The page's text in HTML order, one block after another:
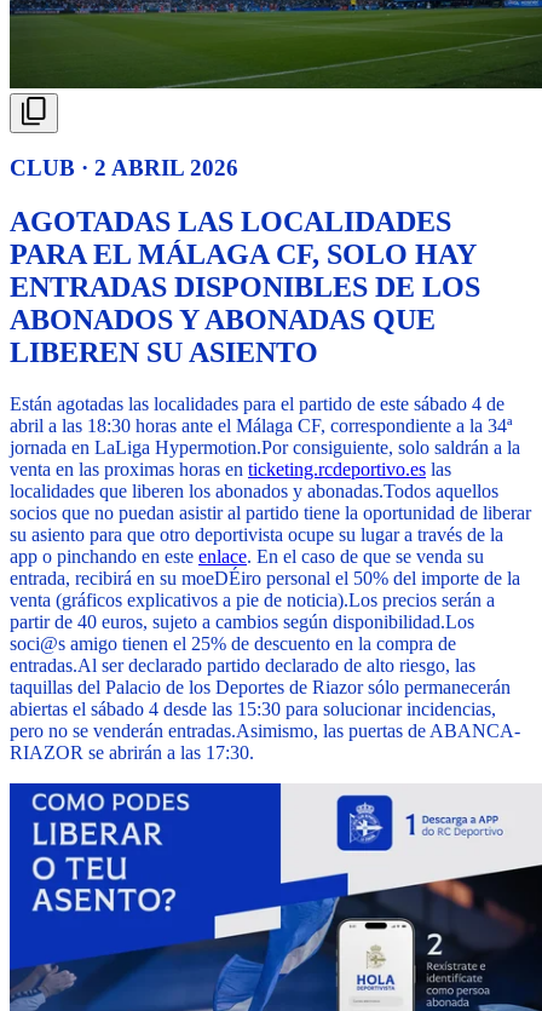
CLUB · 2 ABRIL 2026
AGOTADAS LAS LOCALIDADES
PARA EL MÁLAGA CF, SOLO HAY
ENTRADAS DISPONIBLES DE LOS
ABONADOS Y ABONADAS QUE
LIBEREN SU ASIENTO
Están agotadas las localidades para el partido de este sábado 4 de
abril a las 18:30 horas ante el Málaga CF, correspondiente a la 34ª
jornada en LaLiga Hypermotion.Por consiguiente, solo saldrán a la
venta en las proximas horas en ticketing.rcdeportivo.es las
localidades que liberen los abonados y abonadas.Todos aquellos
socios que no puedan asistir al partido tiene la oportunidad de liberar
su asiento para que otro deportivista ocupe su lugar a través de la
app o pinchando en este enlace. En el caso de que se venda su
entrada, recibirá en su moeDÉiro personal el 50% del importe de la
venta (gráficos explicativos a pie de noticia).Los precios serán a
partir de 40 euros, sujeto a cambios según disponibilidad.Los
soci@s amigo tienen el 25% de descuento en la compra de
entradas.Al ser declarado partido declarado de alto riesgo, las
taquillas del Palacio de los Deportes de Riazor sólo permanecerán
abiertas el sábado 4 desde las 15:30 para solucionar incidencias,
pero no se venderán entradas.Asimismo, las puertas de ABANCA-
RIAZOR se abrirán a las 17:30.